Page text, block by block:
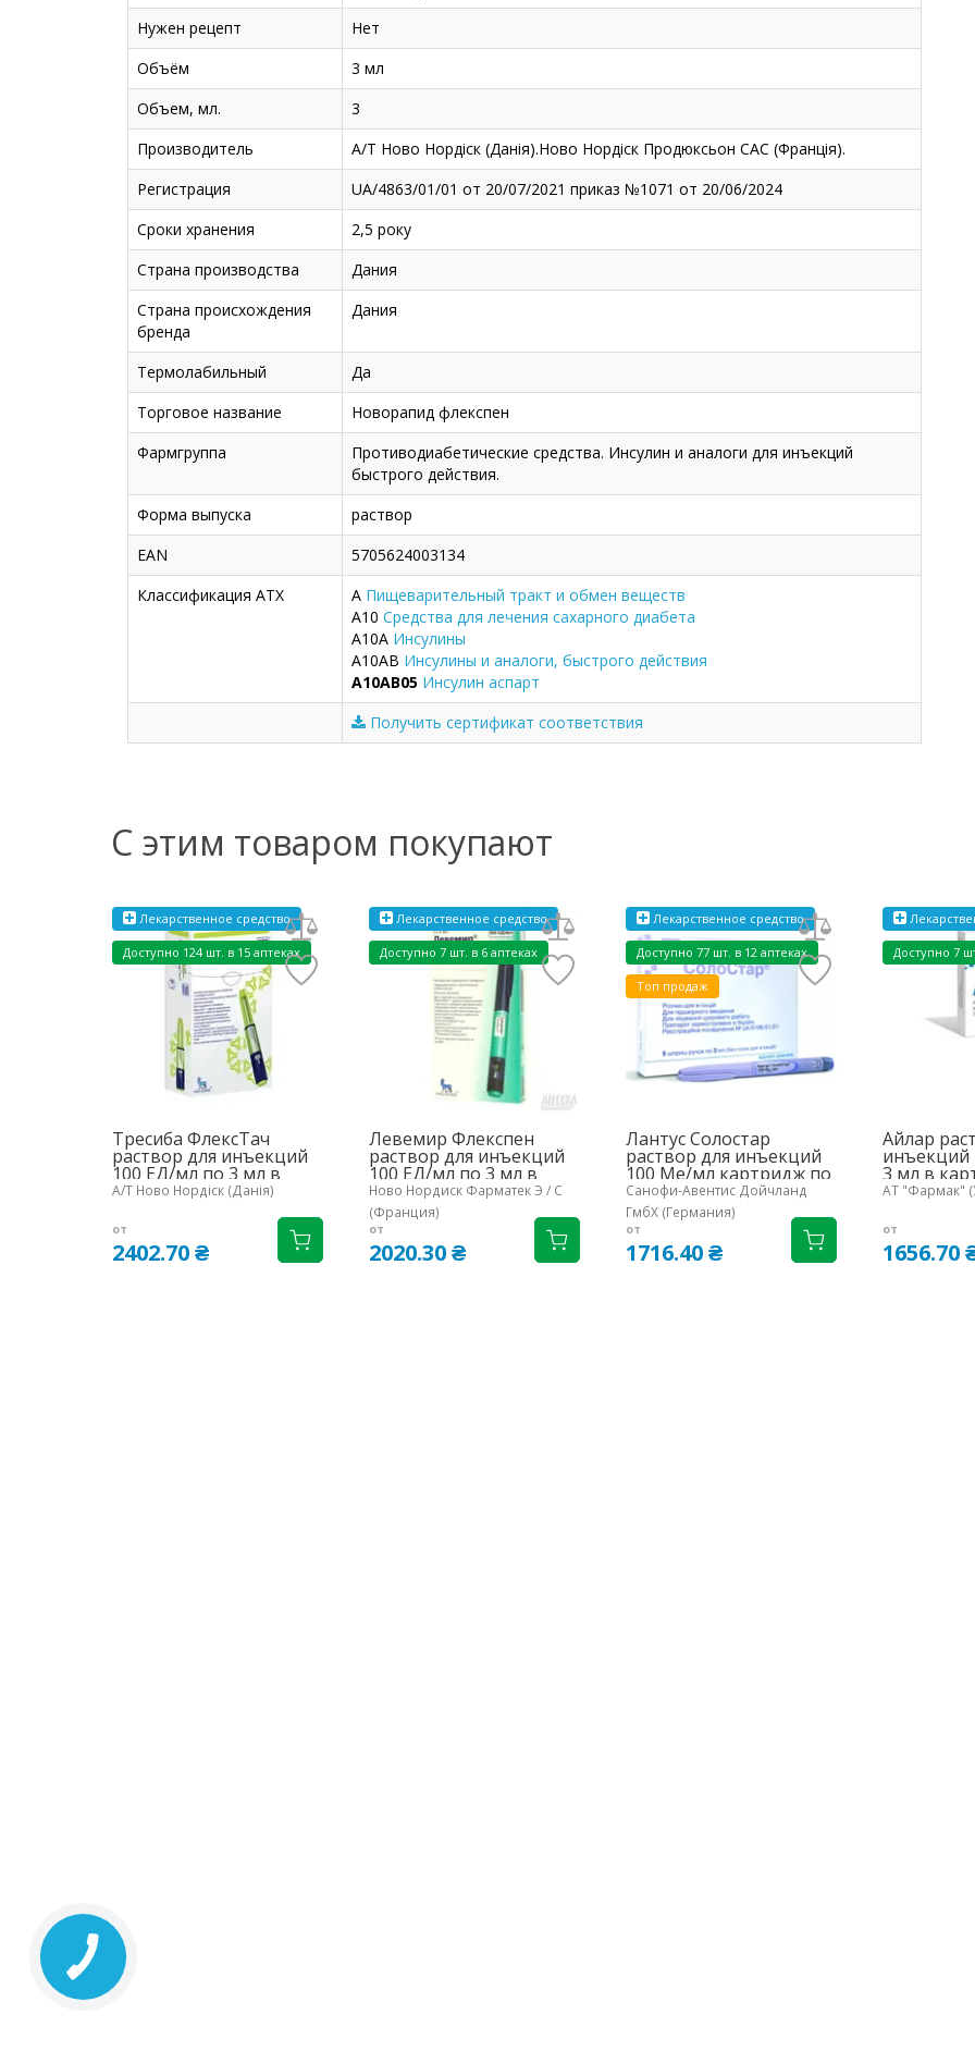
Нужен рецепт
Нет
Объём
3 мл
Объем, мл.
3
Производитель
А/Т Ново Нордіск (Данія).Ново Нордіск Продюксьон САС (Франція).
Регистрация
UA/4863/01/01 от 20/07/2021 приказ №1071 от 20/06/2024
Сроки хранения
2,5 року
Страна производства
Дания
Страна происхождения
бренда
Дания
Термолабильный
Да
Торговое название
Новорапид флекспен
Фармгруппа
Противодиабетические средства. Инсулин и аналоги для инъекций
быстрого действия.
Форма выпуска
раствор
EAN
5705624003134
Классификация ATX
A Пищеварительный тракт и обмен веществ
A10 Средства для лечения сахарного диабета
A10A Инсулины
A10AB Инсулины и аналоги, быстрого действия
A10AB05 Инсулин аспарт
Получить сертификат соответствия
С этим товаром покупают
Лекарственное средство
Доступно 124 шт. в 15 аптеках
Тресиба ФлексТач
раствор для инъекций
100 ЕД/мл по 3 мл в
шприц-ручке 5 шт.
А/Т Ново Нордіск (Данія)
от
2402.70 ₴
Лекарственное средство
Доступно 7 шт. в 6 аптеках
Левемир Флекспен
раствор для инъекций
100 ЕД/мл по 3 мл в
шприц-ручках 5 шт.
Ново Нордиск Фарматек Э / С
(Франция)
от
2020.30 ₴
Лекарственное средство
Доступно 77 шт. в 12 аптеках
Топ продаж
Лантус Солостар
раствор для инъекций
100 Ме/мл картридж по
3 мл в шприц-ручке без
иглы 5 шт.
Санофи-Авентис Дойчланд
ГмбХ (Германия)
от
1716.40 ₴
Доступно 7
Айлар
3 мл в
АТ "Фармак"
от
1656.70